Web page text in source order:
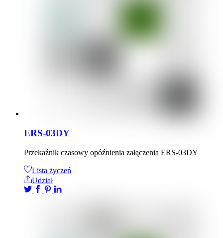
ERS-03DY
Przekaźnik czasowy opóźnienia załączenia ERS-03DY
Lista życzeń
Udział